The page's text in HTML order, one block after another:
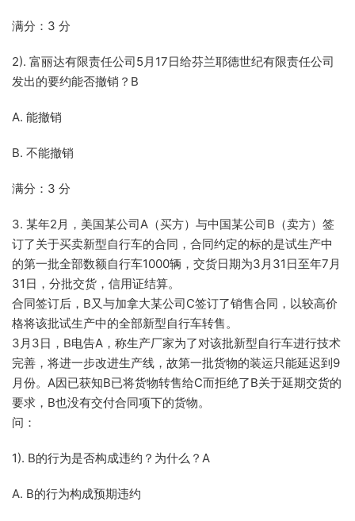
满分：3 分
2). 富丽达有限责任公司5月17日给芬兰耶德世纪有限责任公司
发出的要约能否撤销？B
A. 能撤销
B. 不能撤销
满分：3 分
3. 某年2月，美国某公司A（买方）与中国某公司B（卖方）签
订了关于买卖新型自行车的合同，合同约定的标的是试生产中
的第一批全部数额自行车1000辆，交货日期为3月31日至年7月
31日，分批交货，信用证结算。
合同签订后，B又与加拿大某公司C签订了销售合同，以较高价
格将该批试生产中的全部新型自行车转售。
3月3日，B电告A，称生产厂家为了对该批新型自行车进行技术
完善，将进一步改进生产线，故第一批货物的装运只能延迟到9
月份。A因已获知B已将货物转售给C而拒绝了B关于延期交货的
要求，B也没有交付合同项下的货物。
问：
1). B的行为是否构成违约？为什么？A
A. B的行为构成预期违约